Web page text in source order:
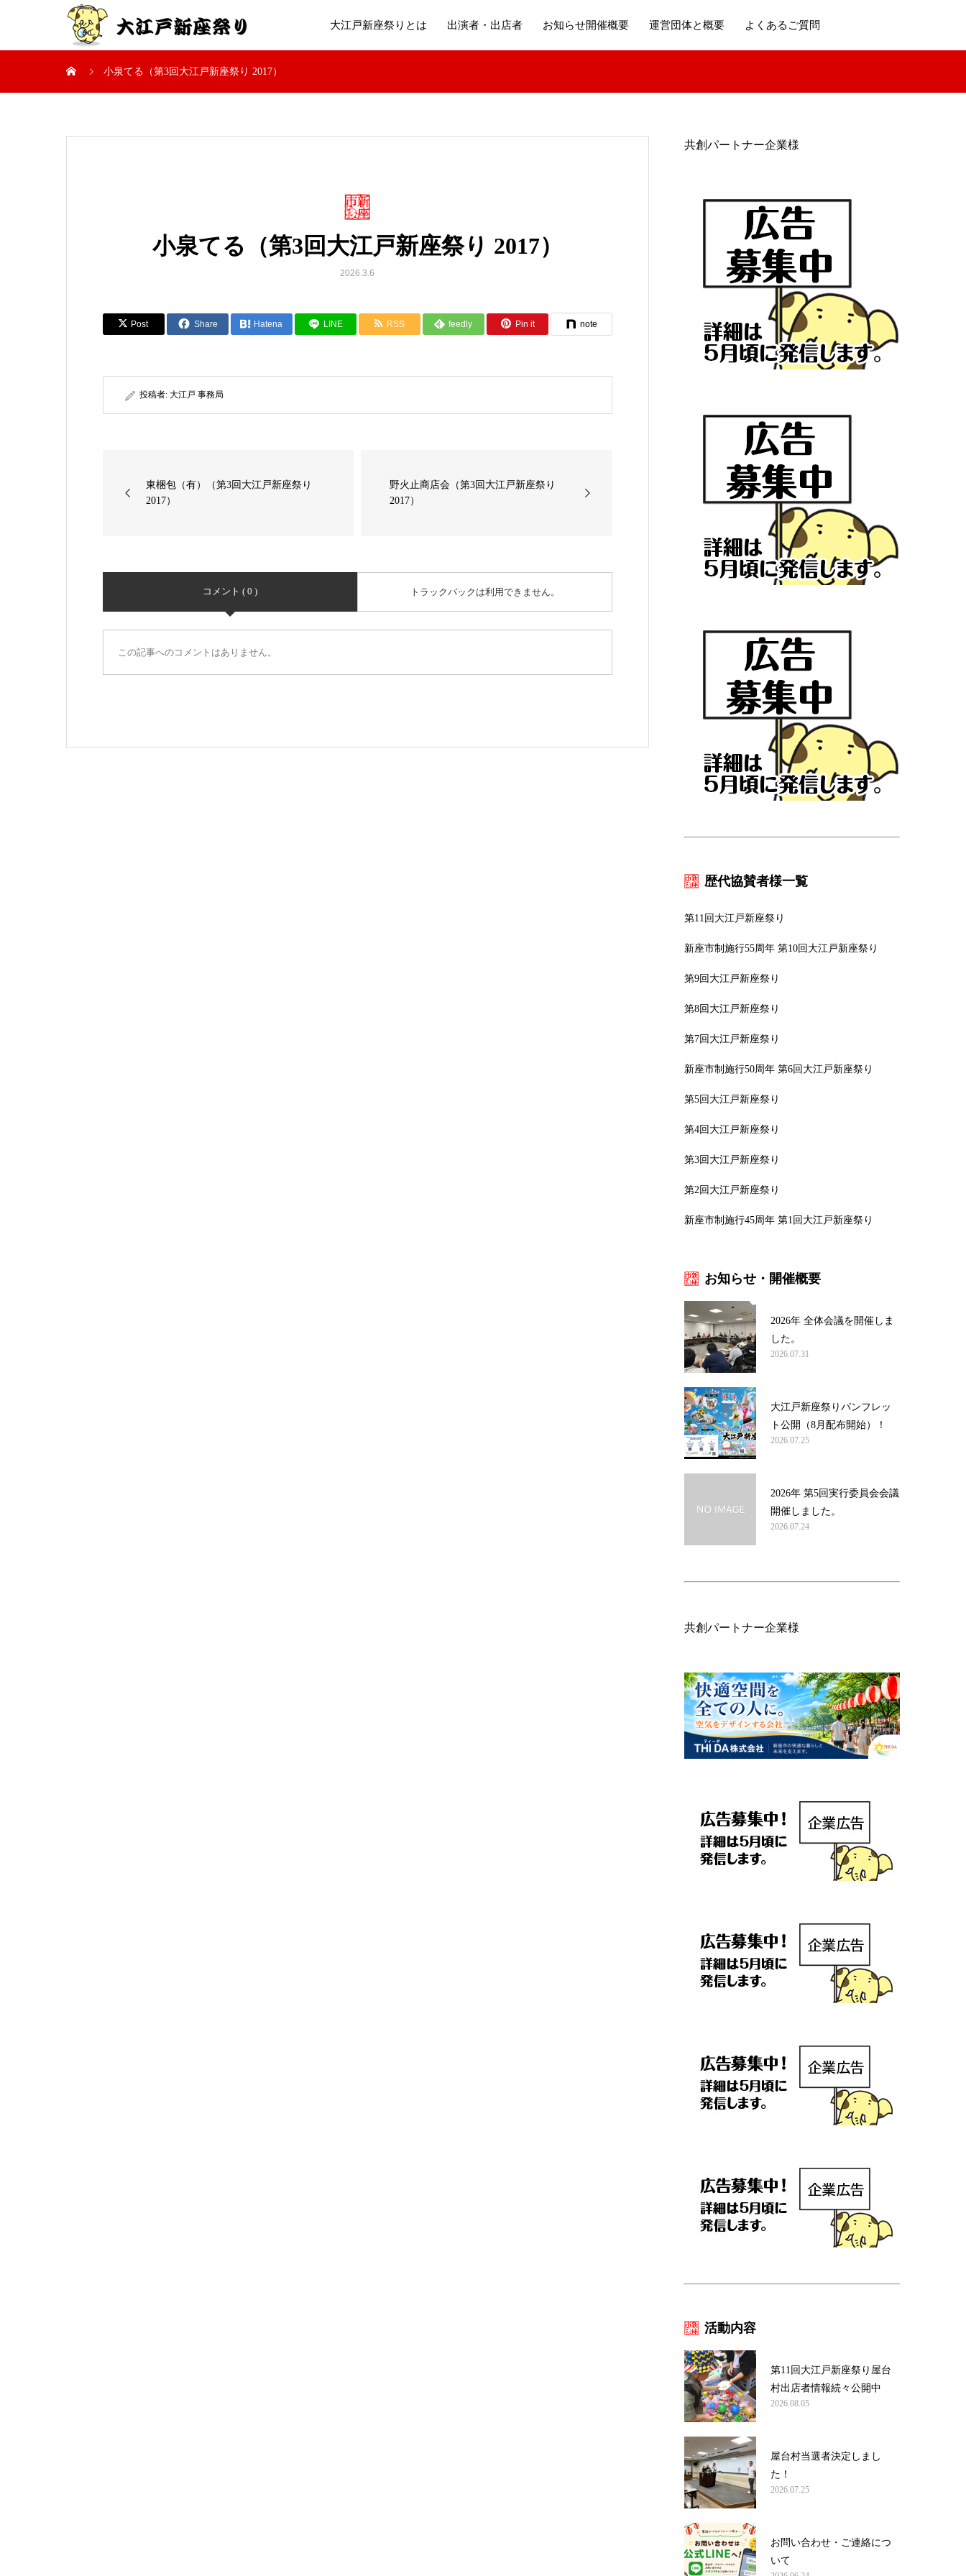
大江戸新座祭りとは 出演者・出店者 お知らせ開催概要 運営団体と概要 よくあるご質問
小泉てる（第3回大江戸新座祭り 2017）
小泉てる（第3回大江戸新座祭り 2017）
2026.3.6
Post Share Hatena LINE RSS feedly Pin it note
投稿者: 大江戸 事務局
東梱包（有）（第3回大江戸新座祭り
2017）
野火止商店会（第3回大江戸新座祭り
2017）
コメント ( 0 ) トラックバックは利用できません。
この記事へのコメントはありません。
共創パートナー企業様
歴代協賛者様一覧
第11回大江戸新座祭り
新座市制施行55周年 第10回大江戸新座祭り
第9回大江戸新座祭り
第8回大江戸新座祭り
第7回大江戸新座祭り
新座市制施行50周年 第6回大江戸新座祭り
第5回大江戸新座祭り
第4回大江戸新座祭り
第3回大江戸新座祭り
第2回大江戸新座祭り
新座市制施行45周年 第1回大江戸新座祭り
お知らせ・開催概要
2026年 全体会議を開催しま
した。
2026.07.31
大江戸新座祭りパンフレッ
ト公開（8月配布開始）！
2026.07.25
2026年 第5回実行委員会会議
開催しました。
2026.07.24
共創パートナー企業様
活動内容
第11回大江戸新座祭り屋台
村出店者情報続々公開中
2026.08.05
屋台村当選者決定しまし
た！
2026.07.25
お問い合わせ・ご連絡につ
いて